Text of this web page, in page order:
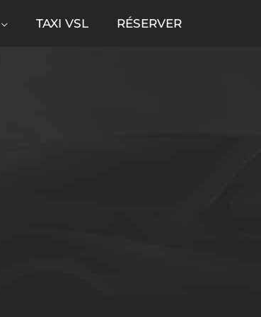
TAXI VSL RÉSERVER